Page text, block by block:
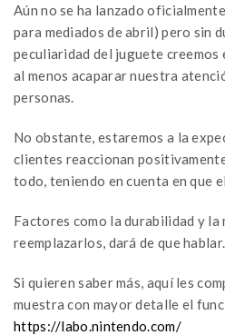
Aún no se ha lanzado
para mediados de abril) pero sin
peculiaridad del juguete
al menos acaparar nuestra
personas.
No obstante, estaremos a la
clientes reaccionan
todo, teniendo en cuenta en que
Factores como la durabilidad y
reemplazarlos, dará de que hablar.
Si quieren saber más, aquí les
muestra con mayor detalle el
https://labo.nintendo.com/